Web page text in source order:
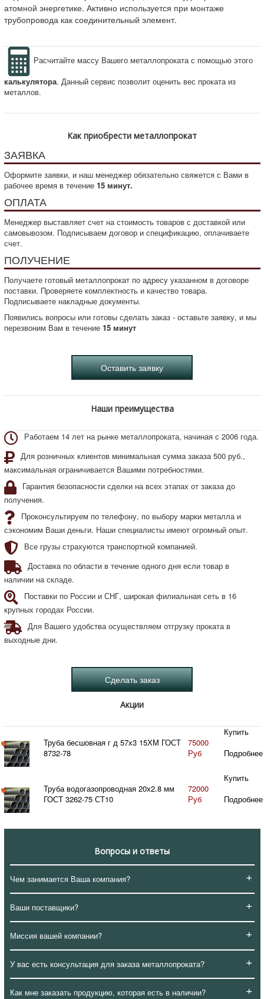
атомной энергетике. Активно используется при монтаже
трубопровода как соединительный элемент.
Расчитайте массу Вашего металлопроката с помощью этого
калькулятора. Данный сервис позволит оценить вес проката из
металлов.
Как приобрести металлопрокат
ЗАЯВКА
Оформите заявки, и наш менеджер обязательно свяжется с Вами в
рабочее время в течение 15 минут.
ОПЛАТА
Менеджер выставляет счет на стоимость товаров с доставкой или
самовывозом. Подписываем договор и спецификацию, оплачиваете
счет.
ПОЛУЧЕНИЕ
Получаете готовый металлопрокат по адресу указанном в договоре
поставки. Проверяете комплектность и качество товара.
Подписываете накладные документы.
Появились вопросы или готовы сделать заказ - оставьте заявку, и мы
перезвоним Вам в течение 15 минут
Наши преимущества
Работаем 14 лет на рынке металлопроката, начиная с 2006 года.
Для розничных клиентов минимальная сумма заказа 500 руб.,
максимальная ограничивается Вашими потребностями.
Гарантия безопасности сделки на всех этапах от заказа до
получения.
Проконсультируем по телефону, по выбору марки металла и
сэкономим Ваши деньги. Наши специалисты имеют огромный опыт.
Все грузы страхуются транспортной компанией.
Доставка по области в течение одного дня если товар в
наличии на складе.
Поставки по России и СНГ, широкая филиальная сеть в 16
крупных городах России.
Для Вашего удобства осуществляем отгрузку проката в
выходные дни.
Акции
Труба бесшовная г д 57х3 15ХМ ГОСТ
8732-78
75000
Руб
Купить
Подробнее
Труба водогазопроводная 20х2.8 мм
ГОСТ 3262-75 СТ10
72000
Руб
Купить
Подробнее
Вопросы и ответы
+
Чем занимается Ваша компания?
+
Ваши поставщики?
+
Миссия вашей компании?
+
У вас есть консультация для заказа металлопроката?
+
Как мне заказать продукцию, которая есть в наличии?